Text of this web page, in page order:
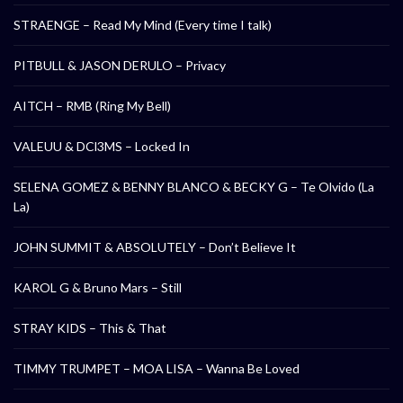
STRAENGE – Read My Mind (Every time I talk)
PITBULL & JASON DERULO – Privacy
AITCH – RMB (Ring My Bell)
VALEUU & DCl3MS – Locked In
SELENA GOMEZ & BENNY BLANCO & BECKY G – Te Olvido (La
La)
JOHN SUMMIT & ABSOLUTELY – Don’t Believe It
KAROL G & Bruno Mars – Still
STRAY KIDS – This & That
TIMMY TRUMPET – MOA LISA – Wanna Be Loved